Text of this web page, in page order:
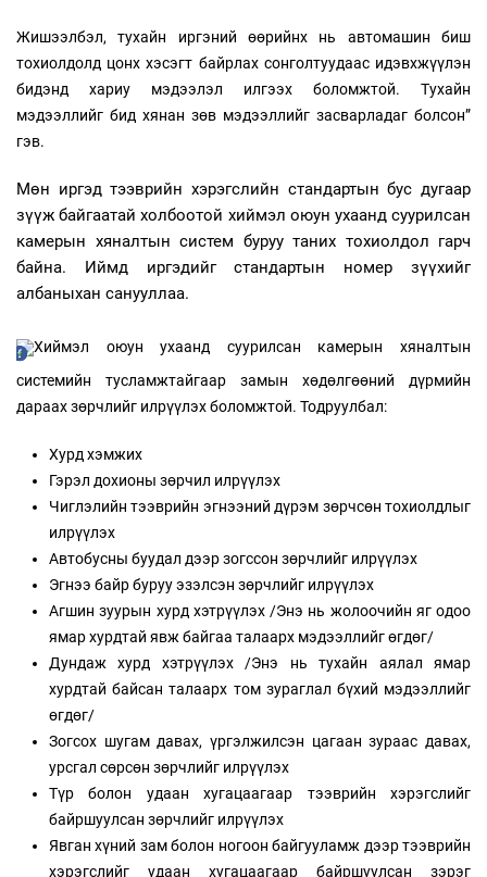
Жишээлбэл, тухайн иргэний өөрийнх нь автомашин биш
тохиолдолд цонх хэсэгт байрлах сонголтуудаас идэвхжүүлэн
бидэнд хариу мэдээлэл илгээх боломжтой. Тухайн
мэдээллийг бид хянан зөв мэдээллийг засварладаг болсон”
гэв.
Мөн иргэд тээврийн хэрэгслийн стандартын бус дугаар
зүүж байгаатай холбоотой хиймэл оюун ухаанд суурилсан
камерын хяналтын систем буруу таних тохиолдол гарч
байна. Иймд иргэдийг стандартын номер зүүхийг
албаныхан санууллаа.
Хиймэл оюун ухаанд суурилсан камерын хяналтын
системийн тусламжтайгаар замын хөдөлгөөний дүрмийн
дараах зөрчлийг илрүүлэх боломжтой. Тодруулбал:
Хурд хэмжих
Гэрэл дохионы зөрчил илрүүлэх
Чиглэлийн тээврийн эгнээний дүрэм зөрчсөн тохиолдлыг
илрүүлэх
Автобусны буудал дээр зогссон зөрчлийг илрүүлэх
Эгнээ байр буруу эзэлсэн зөрчлийг илрүүлэх
Агшин зуурын хурд хэтрүүлэх /Энэ нь жолоочийн яг одоо
ямар хурдтай явж байгаа талаарх мэдээллийг өгдөг/
Дундаж хурд хэтрүүлэх /Энэ нь тухайн аялал ямар
хурдтай байсан талаарх том зураглал бүхий мэдээллийг
өгдөг/
Зогсох шугам давах, үргэлжилсэн цагаан зураас давах,
урсгал сөрсөн зөрчлийг илрүүлэх
Түр болон удаан хугацаагаар тээврийн хэрэгслийг
байршуулсан зөрчлийг илрүүлэх
Явган хүний зам болон ногоон байгууламж дээр тээврийн
хэрэгслийг удаан хугацаагаар байршуулсан зэрэг